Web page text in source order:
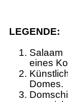
LEGENDE:
Salaam
eines
Domes.